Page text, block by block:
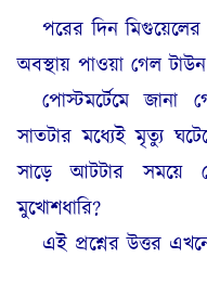
পরের দিন মিগুয়েলের
অবস্থায় পাওয়া গেল
পোস্টমর্টেমে জানা
সাতটার মধ্যেই মৃত্যু
সাড়ে আটটার সময়ে
মুখোশধারি?
এই প্রশ্নের উত্তর